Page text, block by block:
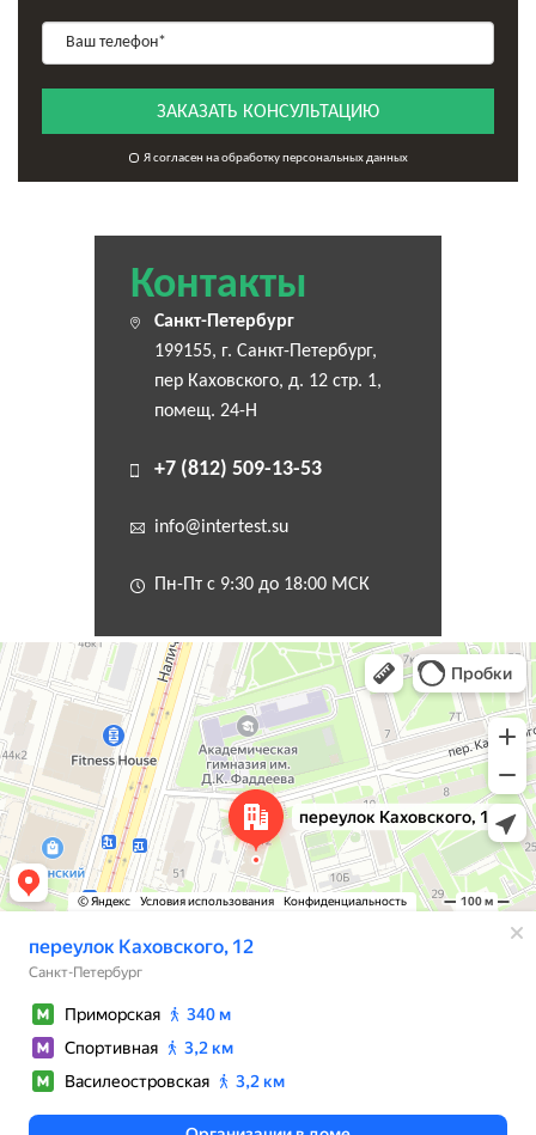
ЗАКАЗАТЬ КОНСУЛЬТАЦИЮ
Я согласен на обработку персональных данных
Санкт‑Петербург
Переулок Каховского, 12 — Яндекс Карты
Контакты
Санкт-Петербург
199155, г. Санкт-Петербург,
пер Каховского, д. 12 стр. 1,
помещ. 24-Н
+7 (812) 509-13-53
info@intertest.su
Пн-Пт с 9:30 до 18:00 МСК